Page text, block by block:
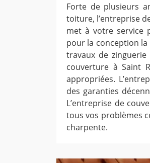
Forte de plusieurs
toiture, l’entreprise
met à votre service
pour la conception
travaux de
couverture à Saint
appropriées.
des garanties
L’entreprise de
tous vos problèmes
charpente.